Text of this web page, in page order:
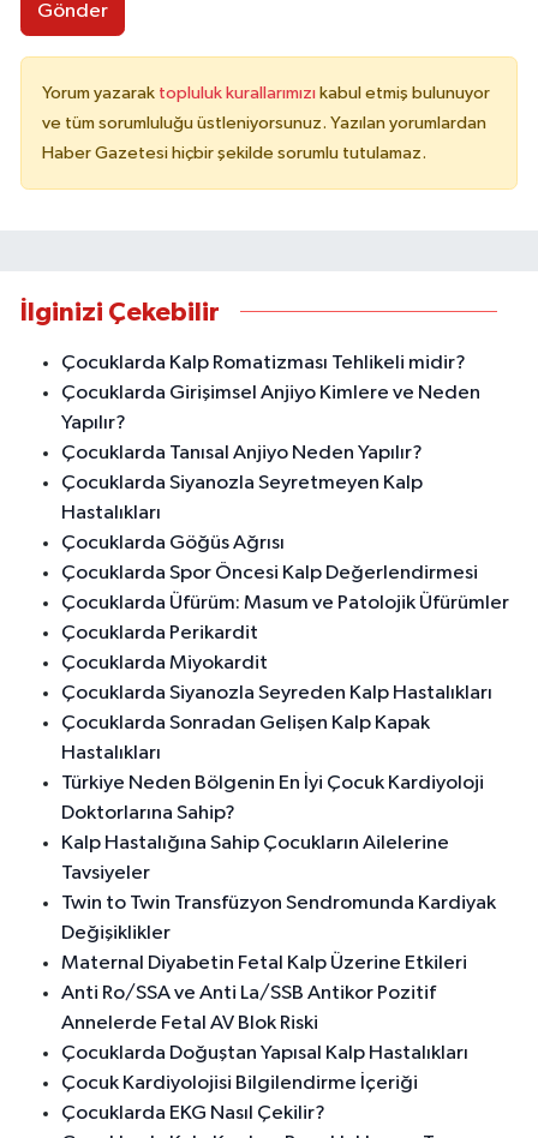
Gönder
Yorum yazarak topluluk kurallarımızı kabul etmiş bulunuyor
ve tüm sorumluluğu üstleniyorsunuz. Yazılan yorumlardan
Haber Gazetesi hiçbir şekilde sorumlu tutulamaz.
İlginizi Çekebilir
Çocuklarda Kalp Romatizması Tehlikeli midir?
Çocuklarda Girişimsel Anjiyo Kimlere ve Neden
Yapılır?
Çocuklarda Tanısal Anjiyo Neden Yapılır?
Çocuklarda Siyanozla Seyretmeyen Kalp
Hastalıkları
Çocuklarda Göğüs Ağrısı
Çocuklarda Spor Öncesi Kalp Değerlendirmesi
Çocuklarda Üfürüm: Masum ve Patolojik Üfürümler
Çocuklarda Perikardit
Çocuklarda Miyokardit
Çocuklarda Siyanozla Seyreden Kalp Hastalıkları
Çocuklarda Sonradan Gelişen Kalp Kapak
Hastalıkları
Türkiye Neden Bölgenin En İyi Çocuk Kardiyoloji
Doktorlarına Sahip?
Kalp Hastalığına Sahip Çocukların Ailelerine
Tavsiyeler
Twin to Twin Transfüzyon Sendromunda Kardiyak
Değişiklikler
Maternal Diyabetin Fetal Kalp Üzerine Etkileri
Anti Ro/SSA ve Anti La/SSB Antikor Pozitif
Annelerde Fetal AV Blok Riski
Çocuklarda Doğuştan Yapısal Kalp Hastalıkları
Çocuk Kardiyolojisi Bilgilendirme İçeriği
Çocuklarda EKG Nasıl Çekilir?